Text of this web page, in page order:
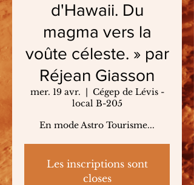
d'Hawaii. Du
magma vers la
voûte céleste. » par
Réjean Giasson
mer. 19 avr.
  |
Cégep de Lévis -
local B-205
En mode Astro Tourisme...
Les inscriptions sont
closes